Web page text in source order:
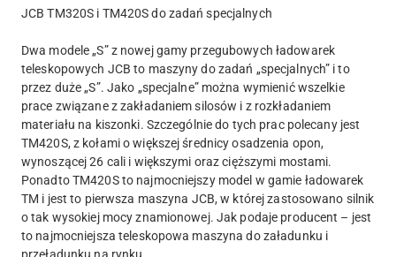
JCB TM320S i TM420S do zadań specjalnych
Dwa modele „S” z nowej gamy przegubowych ładowarek
teleskopowych JCB to maszyny do zadań „specjalnych” i to
przez duże „S”. Jako „specjalne” można wymienić wszelkie
prace związane z zakładaniem silosów i z rozkładaniem
materiału na kiszonki. Szczególnie do tych prac polecany jest
TM420S, z kołami o większej średnicy osadzenia opon,
wynoszącej 26 cali i większymi oraz cięższymi mostami.
Ponadto TM420S to najmocniejszy model w gamie ładowarek
TM i jest to pierwsza maszyna JCB, w której zastosowano silnik
o tak wysokiej mocy znamionowej. Jak podaje producent – jest
to najmocniejsza teleskopowa maszyna do załadunku i